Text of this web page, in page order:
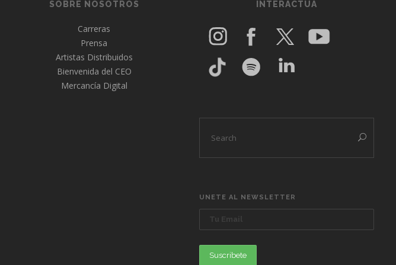
SOBRE NOSOTROS
Carreras
Prensa
Artistas Distribuidos
Bienvenida del CEO
Mercancía Digital
INTERACTUA
UNETE AL NEWSLETTER